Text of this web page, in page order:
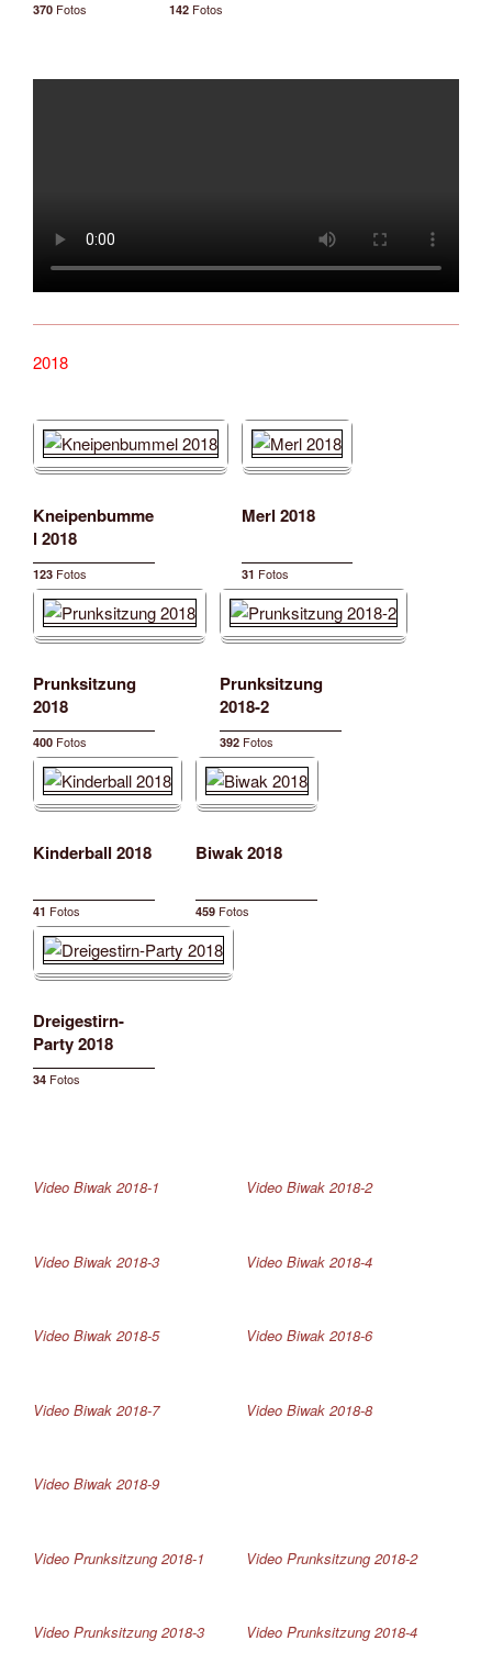
370 Fotos 142 Fotos
2018
Kneipenbumme
l 2018
123 Fotos
Merl 2018
31 Fotos
Prunksitzung
2018
400 Fotos
Prunksitzung
2018-2
392 Fotos
Kinderball 2018
41 Fotos
Biwak 2018
459 Fotos
Dreigestirn-
Party 2018
34 Fotos
Video Biwak 2018-1 Video Biwak 2018-2
Video Biwak 2018-3 Video Biwak 2018-4
Video Biwak 2018-5 Video Biwak 2018-6
Video Biwak 2018-7 Video Biwak 2018-8
Video Biwak 2018-9
Video Prunksitzung 2018-1 Video Prunksitzung 2018-2
Video Prunksitzung 2018-3 Video Prunksitzung 2018-4